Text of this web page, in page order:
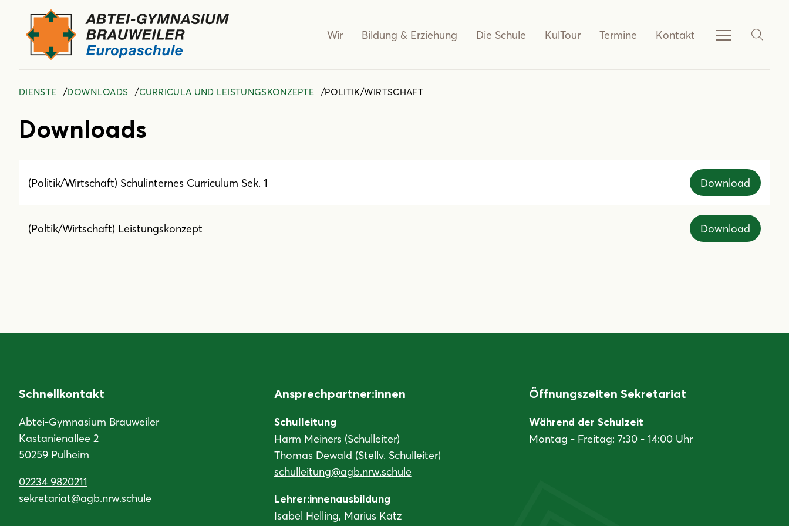
Wir Bildung & Erziehung Die Schule KulTour Termine Kontakt
Service-
anzeigen
DIENSTE DOWNLOADS CURRICULA UND LEISTUNGSKONZEPTE POLITIK/WIRTSCHAFT
Downloads
(Politik/Wirtschaft) Schulinternes Curriculum Sek. 1 Download
(Poltik/Wirtschaft) Leistungskonzept Download
Schnellkontakt
Abtei-Gymnasium Brauweiler
Kastanienallee 2
50259 Pulheim
02234 9820211
sekretariat@agb.nrw.schule
Ansprechpartner:innen
Schulleitung
Harm Meiners (Schulleiter)
Thomas Dewald (Stellv. Schulleiter)
schulleitung@agb.nrw.schule
Lehrer:innenausbildung
Isabel Helling, Marius Katz
Öffnungszeiten Sekretariat
Während der Schulzeit
Montag - Freitag: 7:30 - 14:00 Uhr